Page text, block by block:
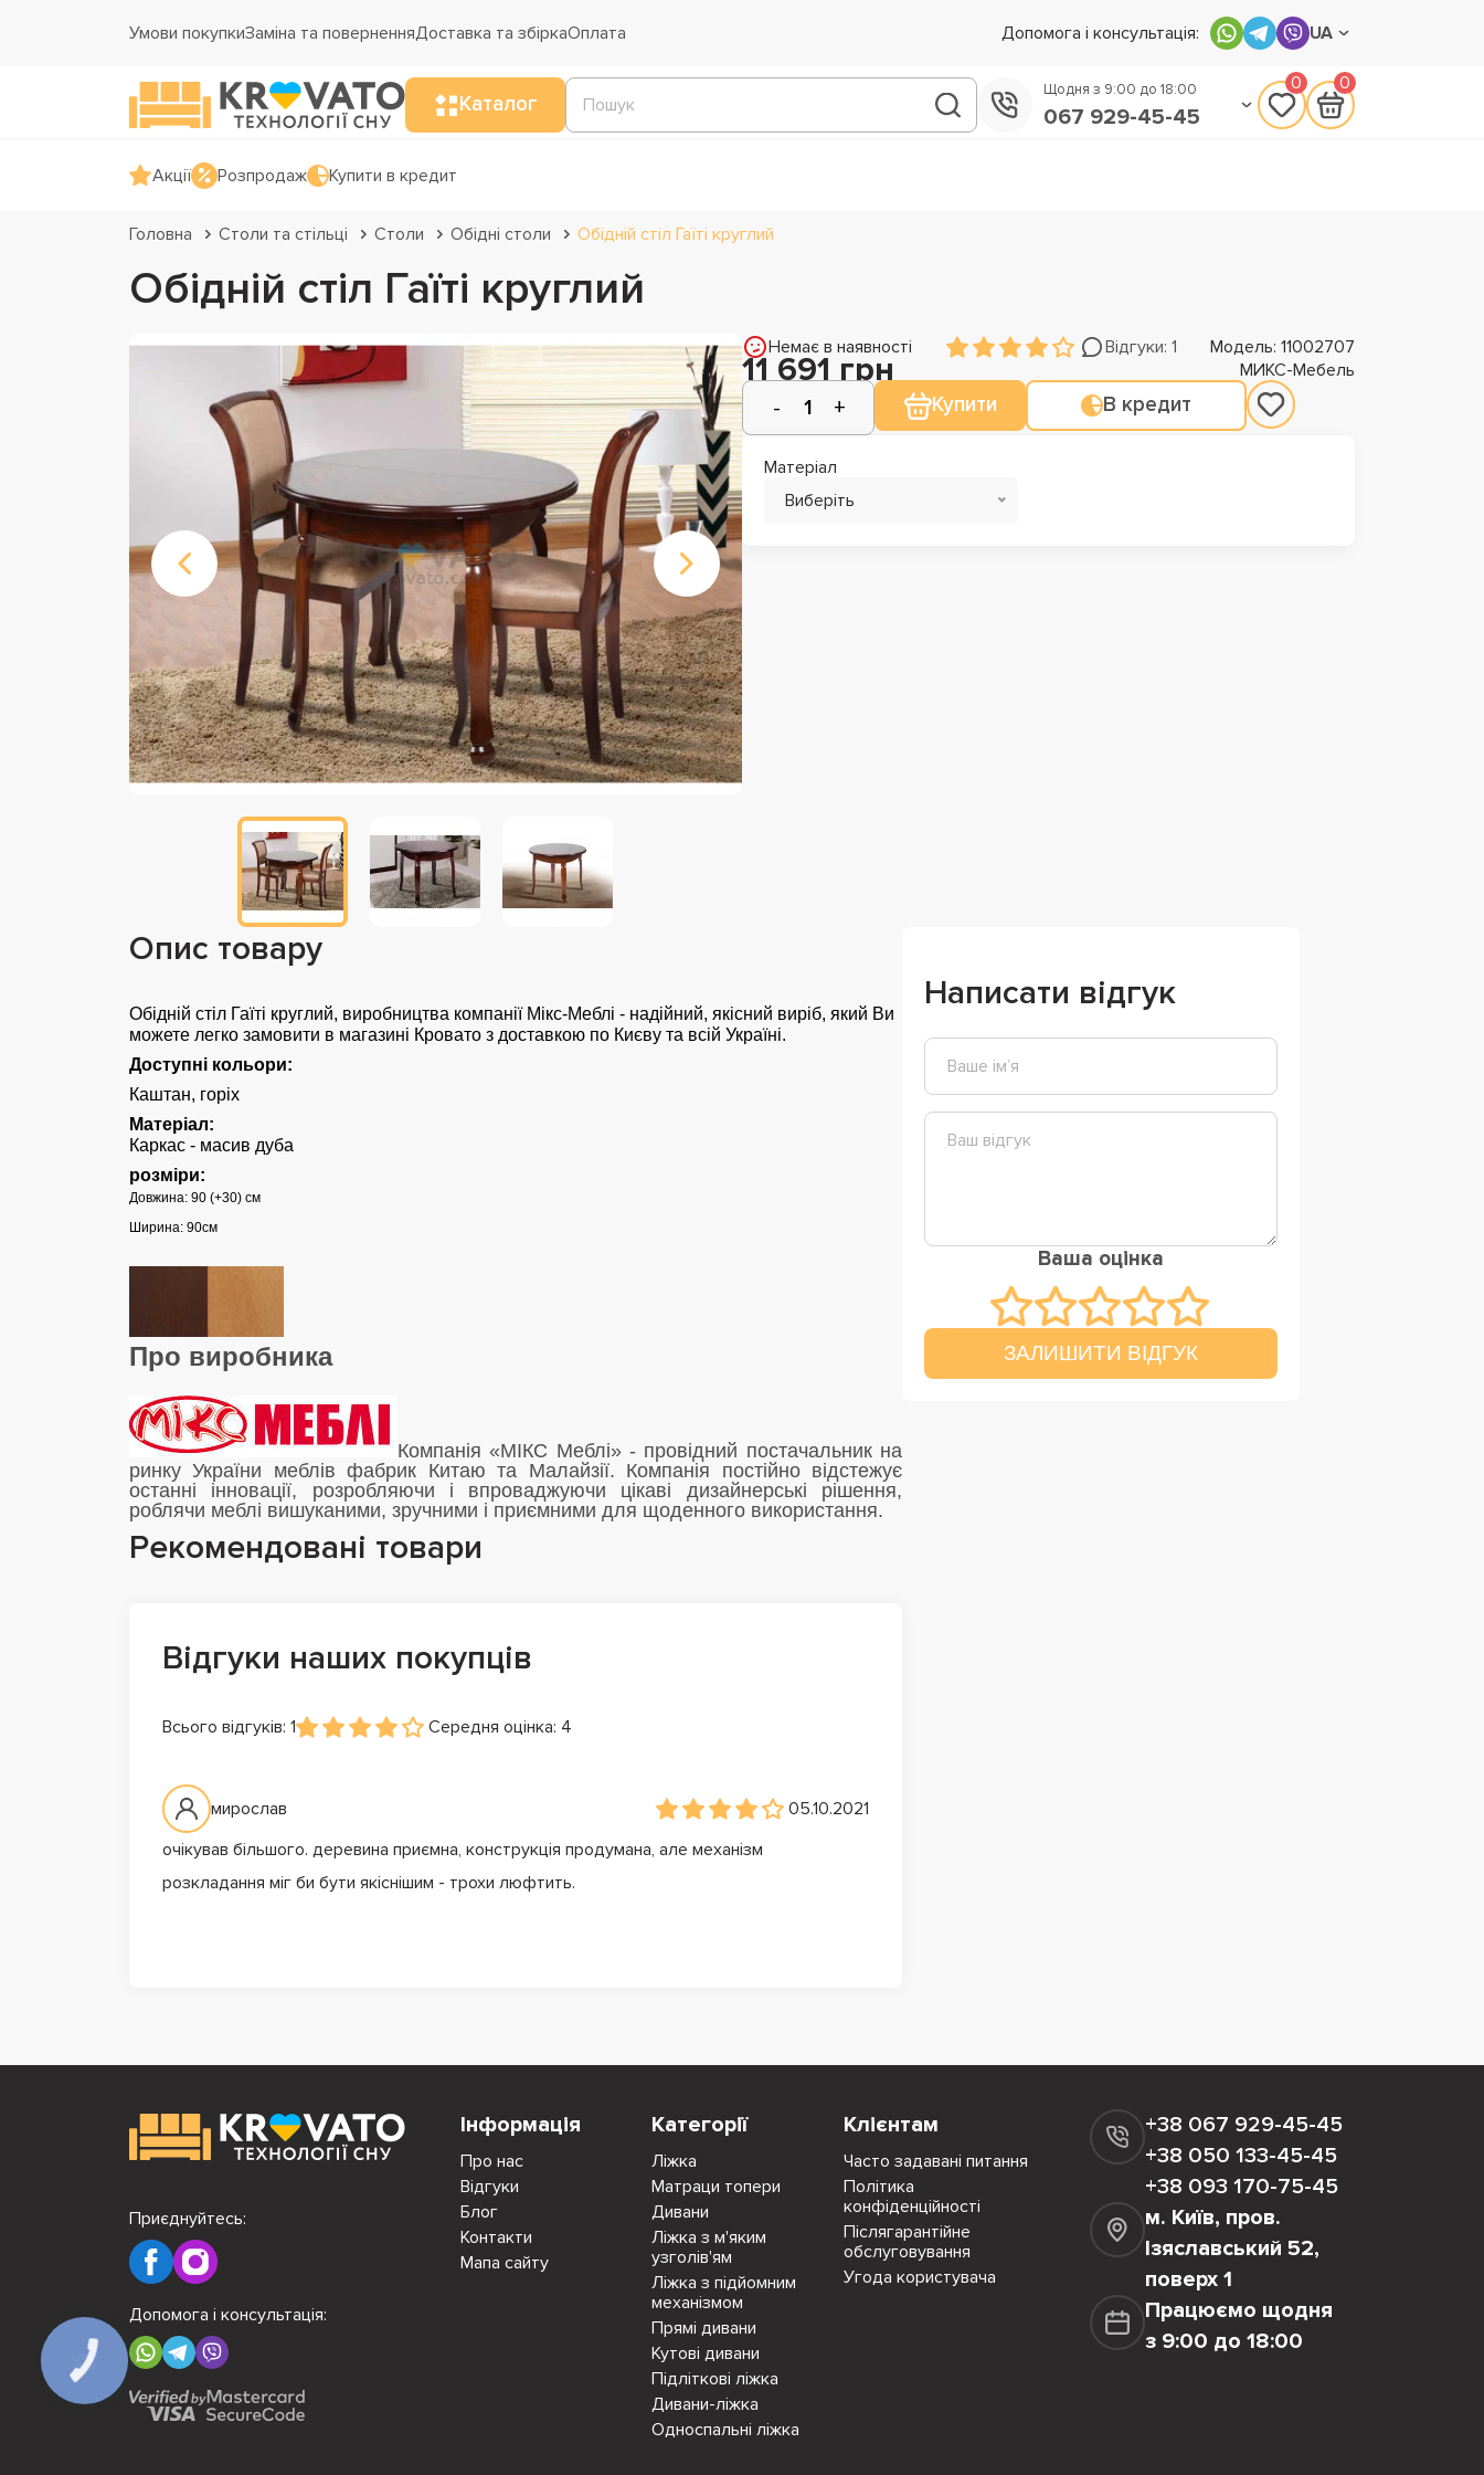
Умови покупкиЗаміна та поверненняДоставка та збіркаОплата Допомога і консультація: UA
Каталог
Щодня з 9:00 до 18:00
067 929-45-45
0 0
Акції Розпродаж Купити в кредит
Головна Столи та стільці Столи Обідні столи Обідній стіл Гаїті круглий
Обідній стіл Гаїті круглий
Немає в наявності Відгуки: 1 Модель: 11002707
11 691 грн МИКС-Мебель
Купити В кредит
Матеріал
Виберіть
Опис товару
Обідній стіл Гаїті круглий, виробництва компанії Мікс-Меблі - надійний, якісний виріб, який Ви
можете легко замовити в магазині Кровато з доставкою по Києву та всій Україні.
Доступні кольори:
Каштан, горіх
Матеріал:
Каркас - масив дуба
розміри:
Довжина: 90 (+30) см
Ширина: 90см
Про виробника
Компанія «МІКС Меблі» - провідний постачальник на
ринку України меблів фабрик Китаю та Малайзії. Компанія постійно відстежує
останні інновації, розробляючи і впроваджуючи цікаві дизайнерські рішення,
роблячи меблі вишуканими, зручними і приємними для щоденного використання.
Рекомендовані товари
Відгуки наших покупців
Всього відгуків: 1 Середня оцінка: 4
мирослав
05.10.2021
очікував більшого. деревина приємна, конструкція продумана, але механізм
розкладання міг би бути якіснішим - трохи люфтить.
Написати відгук
Ваша оцінка
ЗАЛИШИТИ ВІДГУК
Інформація
Про нас
Відгуки
Блог
Контакти
Мапа сайту
Категорії
Ліжка
Матраци топери
Дивани
Ліжка з м'яким
узголів'ям
Ліжка з підйомним
механізмом
Прямі дивани
Кутові дивани
Підліткові ліжка
Дивани-ліжка
Односпальні ліжка
Клієнтам
Часто задавані питання
Політика
конфіденційності
Післягарантійне
обслуговування
Угода користувача
+38 067 929-45-45
+38 050 133-45-45
+38 093 170-75-45
м. Київ, пров.
Ізяславський 52,
поверх 1
Працюємо щодня
з 9:00 до 18:00
Приєднуйтесь:
Допомога і консультація:
КНОПКА
ЗВ'ЯЗКУ